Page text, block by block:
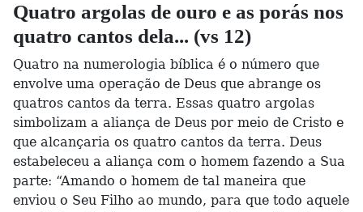
Quatro argolas de ouro e as porás nos
quatro cantos dela... (vs 12)
Quatro na numerologia bíblica é o número que
envolve uma operação de Deus que abrange os
quatros cantos da terra. Essas quatro argolas
simbolizam a aliança de Deus por meio de Cristo e
que alcançaria os quatro cantos da terra. Deus
estabeleceu a aliança com o homem fazendo a Sua
parte: “Amando o homem de tal maneira que
enviou o Seu Filho ao mundo, para que todo aquele